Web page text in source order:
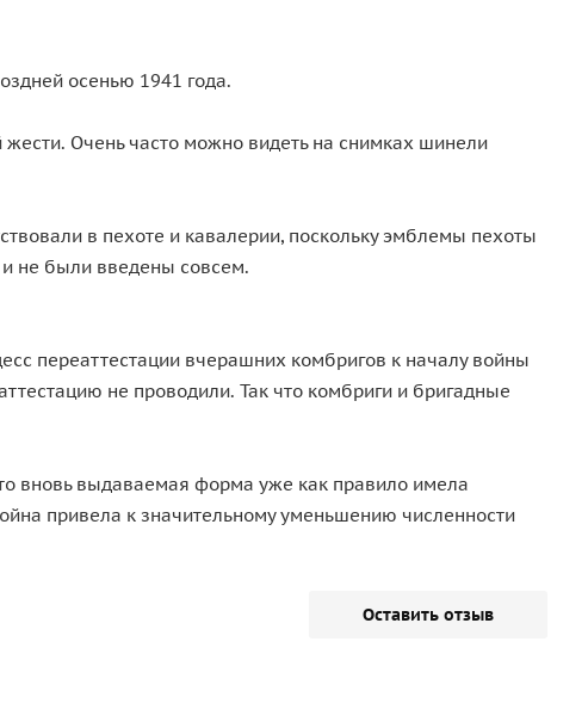
осенью 1941 года.
Очень часто можно видеть на снимках шинели
в пехоте и кавалерии, поскольку эмблемы пехоты
и не были введены совсем.
переаттестации вчерашних комбригов к началу войны
не проводили. Так что комбриги и бригадные
вновь выдаваемая форма уже как правило имела
привела к значительному уменьшению численности
Оставить отзыв